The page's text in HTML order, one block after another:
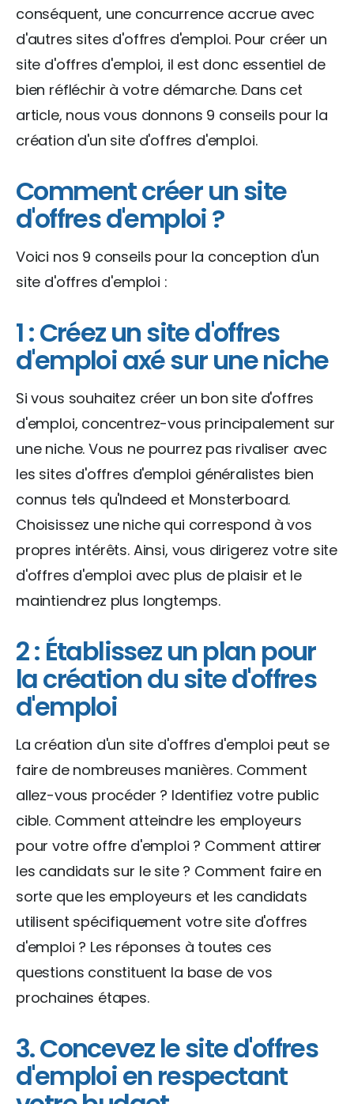
conséquent, une concurrence accrue avec
d'autres sites d'offres d'emploi. Pour créer un
site d'offres d'emploi, il est donc essentiel de
bien réfléchir à votre démarche. Dans cet
article, nous vous donnons 9 conseils pour la
création d'un site d'offres d'emploi.
Comment créer un site
d'offres d'emploi ?
Voici nos 9 conseils pour la conception d'un
site d'offres d'emploi :
1 : Créez un site d'offres
d'emploi axé sur une niche
Si vous souhaitez créer un bon site d'offres
d'emploi, concentrez-vous principalement sur
une niche. Vous ne pourrez pas rivaliser avec
les sites d'offres d'emploi généralistes bien
connus tels qu'Indeed et Monsterboard.
Choisissez une niche qui correspond à vos
propres intérêts. Ainsi, vous dirigerez votre site
d'offres d'emploi avec plus de plaisir et le
maintiendrez plus longtemps.
2 : Établissez un plan pour
la création du site d'offres
d'emploi
La création d'un site d'offres d'emploi peut se
faire de nombreuses manières. Comment
allez-vous procéder ? Identifiez votre public
cible. Comment atteindre les employeurs
pour votre offre d'emploi ? Comment attirer
les candidats sur le site ? Comment faire en
sorte que les employeurs et les candidats
utilisent spécifiquement votre site d'offres
d'emploi ? Les réponses à toutes ces
questions constituent la base de vos
prochaines étapes.
3. Concevez le site d'offres
d'emploi en respectant